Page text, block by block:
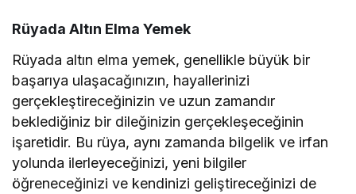
Rüyada Altın Elma Yemek
Rüyada altın elma yemek, genellikle büyük bir
başarıya ulaşacağınızın, hayallerinizi
gerçekleştireceğinizin ve uzun zamandır
beklediğiniz bir dileğinizin gerçekleşeceğinin
işaretidir. Bu rüya, aynı zamanda bilgelik ve irfan
yolunda ilerleyeceğinizi, yeni bilgiler
öğreneceğinizi ve kendinizi geliştireceğinizi de